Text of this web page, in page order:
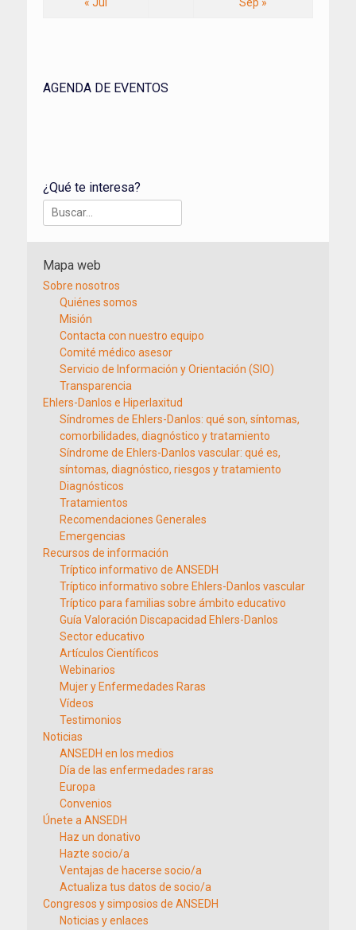
AGENDA DE EVENTOS
¿Qué te interesa?
Buscar:
Mapa web
Sobre nosotros
Quiénes somos
Misión
Contacta con nuestro equipo
Comité médico asesor
Servicio de Información y Orientación (SIO)
Transparencia
Ehlers-Danlos e Hiperlaxitud
Síndromes de Ehlers-Danlos: qué son, síntomas,
comorbilidades, diagnóstico y tratamiento
Síndrome de Ehlers-Danlos vascular: qué es,
síntomas, diagnóstico, riesgos y tratamiento
Diagnósticos
Tratamientos
Recomendaciones Generales
Emergencias
Recursos de información
Tríptico informativo de ANSEDH
Tríptico informativo sobre Ehlers-Danlos vascular
Tríptico para familias sobre ámbito educativo
Guía Valoración Discapacidad Ehlers-Danlos
Sector educativo
Artículos Científicos
Webinarios
Mujer y Enfermedades Raras
Vídeos
Testimonios
Noticias
ANSEDH en los medios
Día de las enfermedades raras
Europa
Convenios
Únete a ANSEDH
Haz un donativo
Hazte socio/a
Ventajas de hacerse socio/a
Actualiza tus datos de socio/a
Congresos y simposios de ANSEDH
Noticias y enlaces